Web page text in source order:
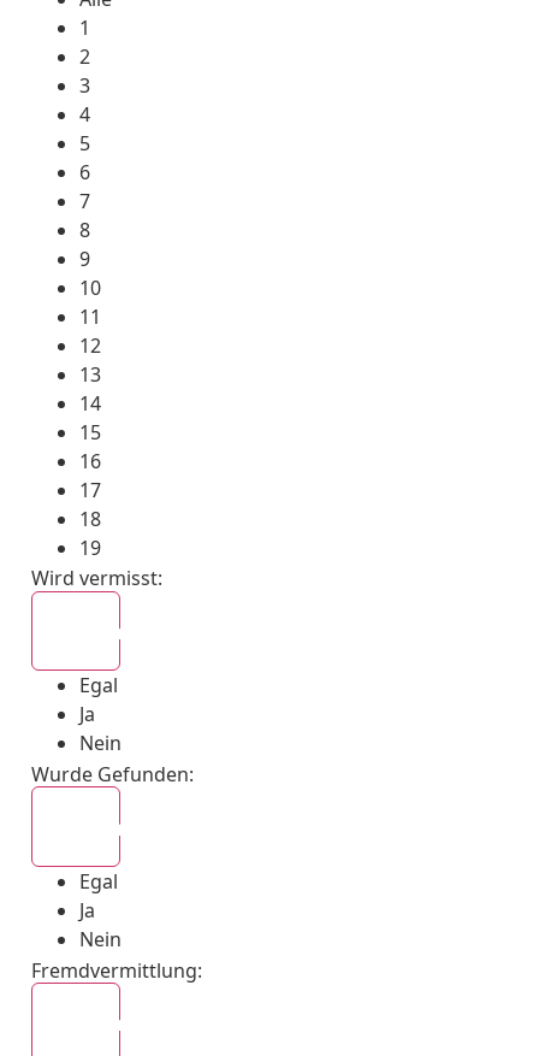
1
2
3
4
5
6
7
8
9
10
11
12
13
14
15
16
17
18
19
Wird vermisst:
Egal
Ja
Nein
Wurde Gefunden:
Egal
Ja
Nein
Fremdvermittlung: